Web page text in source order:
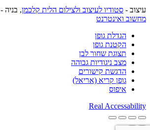
עיצוב - סטודיו לעיצוב ולצילום הלית קלכמן, בניה -
מחשוב ואינטרנט
הגדלת גופן
הקטנת גופן
תצוגת שחור לבן
מצב ניגודיות גבוהה
הדגשת קישורים
גופן קריא (אריאל)
איפוס
Real Accessability